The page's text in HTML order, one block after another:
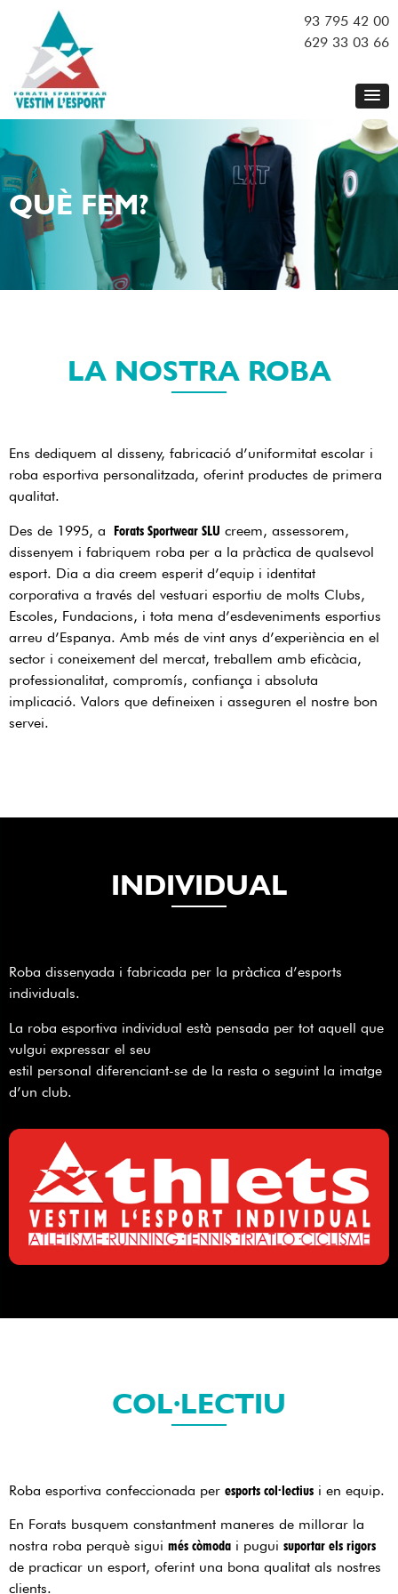
93 795 42 00
629 33 03 66
QUÈ FEM?
LA NOSTRA ROBA
Ens dediquem al disseny, fabricació d’uniformitat escolar i
roba esportiva personalitzada, oferint productes de primera
qualitat.
Des de 1995, a Forats Sportwear SLU creem, assessorem,
dissenyem i fabriquem roba per a la pràctica de qualsevol
esport. Dia a dia creem esperit d’equip i identitat
corporativa a través del vestuari esportiu de molts Clubs,
Escoles, Fundacions, i tota mena d’esdeveniments esportius
arreu d’Espanya. Amb més de vint anys d’experiència en el
sector i coneixement del mercat, treballem amb eficàcia,
professionalitat, compromís, confiança i absoluta
implicació. Valors que defineixen i asseguren el nostre bon
servei.
INDIVIDUAL
Roba dissenyada i fabricada per la pràctica d’esports
individuals.
La roba esportiva individual està pensada per tot aquell que
vulgui expressar el seu
estil personal diferenciant-se de la resta o seguint la imatge
d’un club.
COL·LECTIU
Roba esportiva confeccionada per esports col·lectius i en equip.
En Forats busquem constantment maneres de millorar la
nostra roba perquè sigui més còmoda i pugui suportar els rigors
de practicar un esport, oferint una bona qualitat als nostres
clients.